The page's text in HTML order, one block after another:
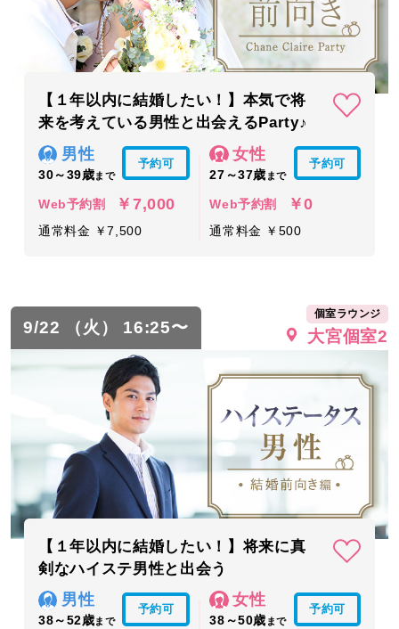
【１年以内に結婚したい！】本気で将
来を考えている男性と出会えるParty♪
男性
30～39歳まで
予約可
Web予約割 ￥7,000
通常料金 ￥7,500
女性
27～37歳 まで
予約可
Web予約割 ￥0
通常料金 ￥500
9/22 （火） 16:25〜
個室ラウンジ
大宮個室2
【１年以内に結婚したい！】将来に真
剣なハイステ男性と出会う
男性
38～52歳まで
予約可
女性
38～50歳 まで
予約可